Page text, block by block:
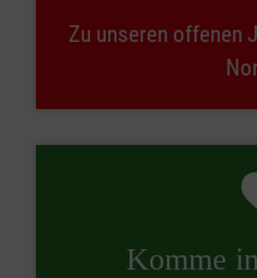
Zu unseren offenen
Komme